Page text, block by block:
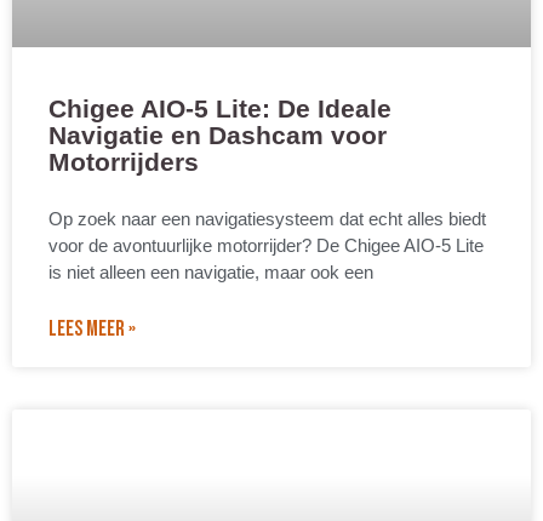
Chigee AIO-5 Lite: De Ideale
Navigatie en Dashcam voor
Motorrijders
Op zoek naar een navigatiesysteem dat echt alles biedt
voor de avontuurlijke motorrijder? De Chigee AIO-5 Lite
is niet alleen een navigatie, maar ook een
LEES MEER »